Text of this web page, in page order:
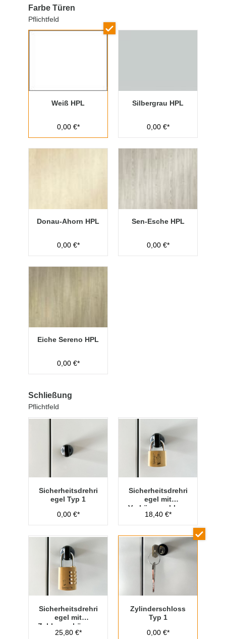
Farbe Türen
Pflichtfeld
Weiß HPL
0,00 €*
Silbergrau HPL
0,00 €*
Donau-Ahorn HPL
0,00 €*
Sen-Esche HPL
0,00 €*
Eiche Sereno HPL
0,00 €*
Schließung
Pflichtfeld
Sicherheitsdrehri
egel Typ 1
0,00 €*
Sicherheitsdrehri
egel mit
Vorhängeschloss
Typ 1
18,40 €*
Sicherheitsdrehri
egel mit
Zahlenvorhänges
chloss Typ 1
25,80 €*
Zylinderschloss
Typ 1
0,00 €*